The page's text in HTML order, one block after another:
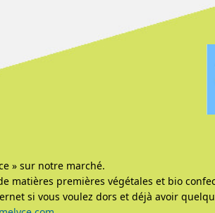
» sur notre marché.
matières premières végétales et bio
si vous voulez dors et déjà avoir